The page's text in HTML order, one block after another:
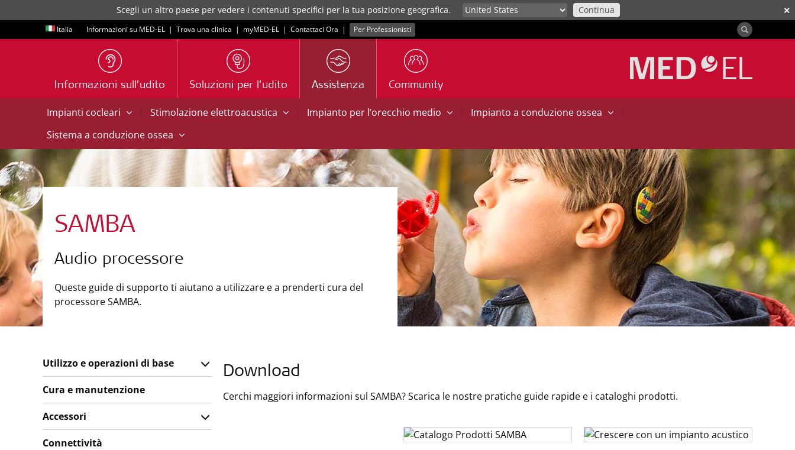
✕
Scegli un altro paese per vedere i contenuti specifici per la tua posizione geografica. Continua
Italia Informazioni su MED-EL | Trova una clinica | myMED‑EL | Contattaci Ora | Per Professionisti
Informazioni sull’udito Soluzioni per l’udito Assistenza Community
Impianti cocleari | Stimolazione elettroacustica | Impianto per l’orecchio medio | Impianto a conduzione ossea
|
Sistema a conduzione ossea
SAMBA
Audio processore
Queste guide di supporto ti aiutano a utilizzare e a prenderti cura del
processore SAMBA.
Download
Cerchi maggiori informazioni sul SAMBA? Scarica le nostre pratiche guide rapide e i cataloghi prodotti.
Utilizzo e operazioni di base
Cura e manutenzione
Accessori
Connettività